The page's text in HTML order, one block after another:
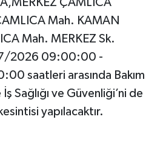
ÇAMLICA
Mah. KAMAN
Mah. MERKEZ Sk.
2026 09:00:00 -
saatleri arasında Bakım
Sağlığı ve Güvenliği’ni de
yapılacaktır.